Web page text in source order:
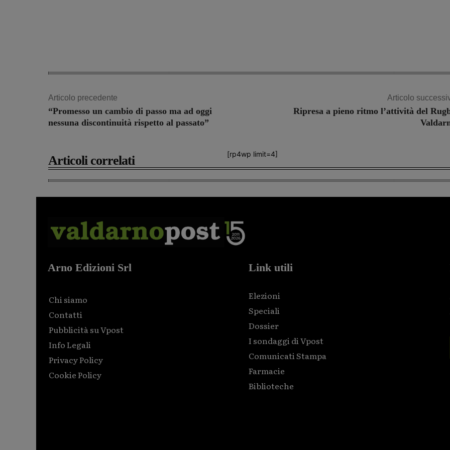
Articolo precedente
“Promesso un cambio di passo ma ad oggi
nessuna discontinuità rispetto al passato”
Articolo
Ripresa a pieno ritmo l’attività del
[rp4wp limit=4]
Articoli correlati
Arno Edizioni Srl
Chi siamo
Contatti
Pubblicità su Vpost
Info Legali
Privacy Policy
Cookie Policy
Link utili
Elezioni
Speciali
Dossier
I sondaggi di Vpost
Comunicati Stampa
Farmacie
Biblioteche